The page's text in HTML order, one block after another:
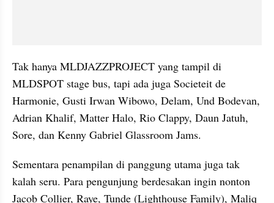
Tak hanya MLDJAZZPROJECT yang tampil di
MLDSPOT stage bus, tapi ada juga Societeit de
Harmonie, Gusti Irwan Wibowo, Delam, Und Bodevan,
Adrian Khalif, Matter Halo, Rio Clappy, Daun Jatuh,
Sore, dan Kenny Gabriel Glassroom Jams.
Sementara penampilan di panggung utama juga tak
kalah seru. Para pengunjung berdesakan ingin nonton
Jacob Collier, Raye, Tunde (Lighthouse Family), Maliq